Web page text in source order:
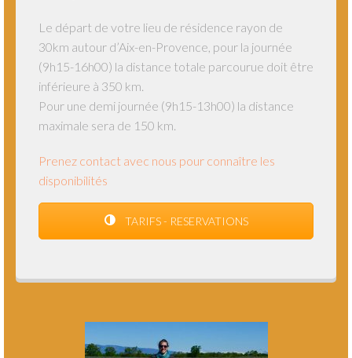
Le départ de votre lieu de résidence rayon de
30km autour d’Aix-en-Provence, pour la journée
(9h15-16h00) la distance totale parcourue doit être
inférieure à 350 km.
Pour une demi journée (9h15-13h00) la distance
maximale sera de 150 km.
Prenez contact avec nous pour connaître les
disponibilités
TARIFS - RESERVATIONS